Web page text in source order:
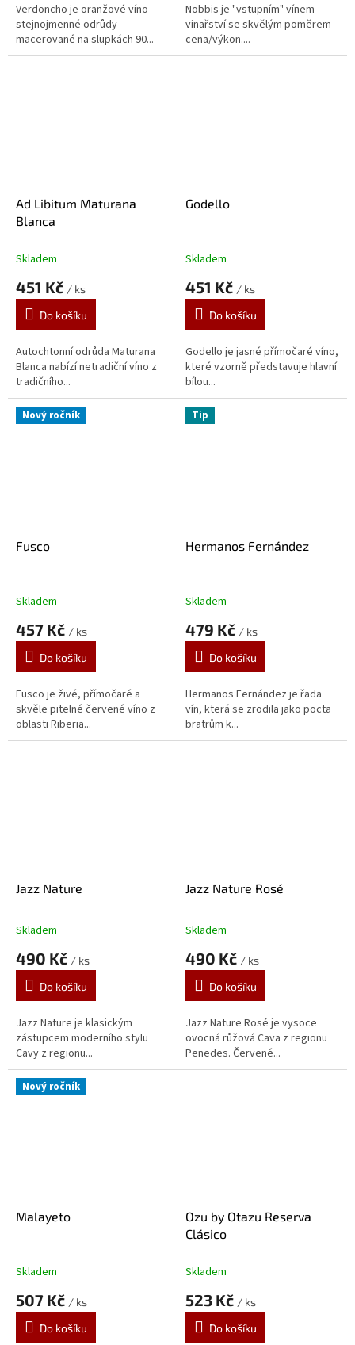
5
hvězdiček.
Verdoncho je oranžové víno
stejnojmenné odrůdy
macerované na slupkách 90...
5
hvězdiček.
Nobbis je "vstupním" vínem
vinařství se skvělým poměrem
cena/výkon....
Ad Libitum Maturana
Blanca
Skladem
451 Kč / ks
Do košíku
Autochtonní odrůda Maturana
Blanca nabízí netradiční víno z
tradičního...
Godello
Skladem
451 Kč / ks
Do košíku
Godello je jasné přímočaré víno,
které vzorně představuje hlavní
bílou...
Nový ročník
Fusco
Skladem
457 Kč / ks
Do košíku
Fusco je živé, přímočaré a
skvěle pitelné červené víno z
oblasti Riberia...
Tip
Hermanos Fernández
Skladem
479 Kč / ks
Do košíku
Hermanos Fernández je řada
vín, která se zrodila jako pocta
bratrům k...
Jazz Nature
Průměrné
produktu
5,0
5
hvězdiček.
Skladem
490 Kč / ks
Do košíku
Jazz Nature je klasickým
zástupcem moderního stylu
Cavy z regionu...
Jazz Nature Rosé
Průměrné
produktu
5,0
5
hvězdiček.
Skladem
490 Kč / ks
Do košíku
Jazz Nature Rosé je vysoce
ovocná růžová Cava z regionu
Penedes. Červené...
Nový ročník
Malayeto
Skladem
507 Kč / ks
Do košíku
Ozu by Otazu Reserva
Clásico
Skladem
523 Kč / ks
Do košíku